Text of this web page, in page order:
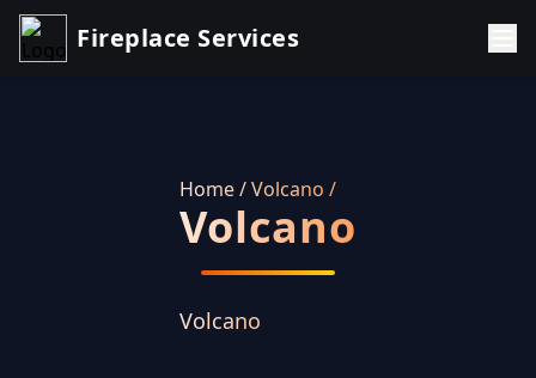
Fireplace Services
Home/ Volcano /
Volcano
Volcano